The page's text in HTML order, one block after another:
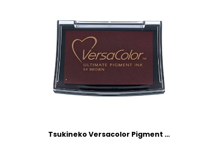
Tsukineko Versacolor Pigment Stempelkissen, braun, Synthetic Material, 9.7 x 6.6 x 1.8 cm